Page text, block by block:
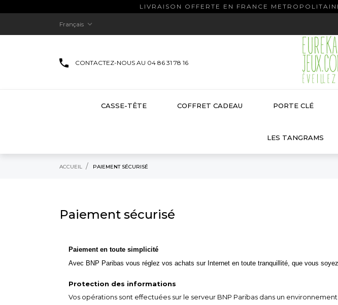
LIVRAISON OFFERTE EN FRANCE
Français 
CONTACTEZ-NOUS AU 04 86 31 78 16
CASSE-TÊTE COFFRET CADEAU PORTE CLÉ
LES TANGRAMS
ACCUEIL PAIEMENT SÉCURISÉ
Paiement sécurisé
Paiement en toute simplicité
Avec BNP Paribas vous réglez vos achats sur Internet en toute tranquillité, que vous
Protection des informations
Vos opérations sont effectuées sur le serveur BNP Paribas dans un